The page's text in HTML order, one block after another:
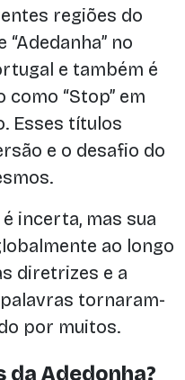
regiões do
“Adedanha” no
e também é
“Stop” em
Esses títulos
e o desafio do
incerta, mas sua
ao longo
diretrizes e a
tornaram-
por muitos.
da Adedonha?